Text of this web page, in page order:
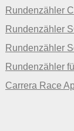
Rundenzähler
Rundenzähler
Rundenzähler
Rundenzähler
Carrera Race